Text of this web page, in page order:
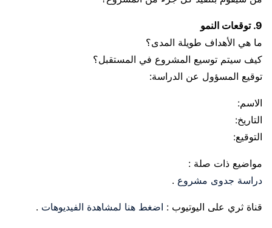
9. توقعات النمو
ما هي الأهداف طويلة المدى؟
كيف سيتم توسيع المشروع في المستقبل؟
توقيع المسؤول عن الدراسة:
الاسم:
التاريخ:
التوقيع:
مواضيع ذات صلة :
دراسة جدوى مشروع .
قناة ثري على اليوتيوب : اضغط هنا لمشاهدة الفيديوهات .